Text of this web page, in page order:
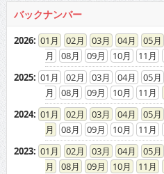
バックナンバー
2026: 01 02 03 04 05
08
09 10 11
2025: 01 02 03 04 05
08
09 10 11
2024: 01 02 03 04 05
08
09 10 11
2023: 01 02 03 04 05
08
09 10 11